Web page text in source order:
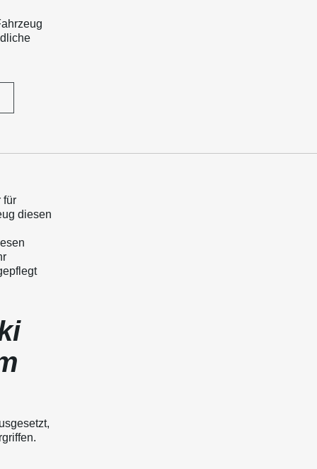
für
diesen